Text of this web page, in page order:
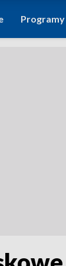
Programy